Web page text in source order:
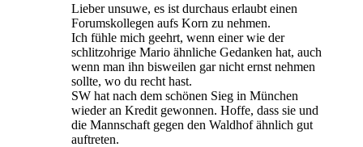
Lieber unsuwe, es ist durchaus erlaubt einen
Forumskollegen aufs Korn zu nehmen.
Ich fühle mich geehrt, wenn einer wie der
schlitzohrige Mario ähnliche Gedanken hat, auch
wenn man ihn bisweilen gar nicht ernst nehmen
sollte, wo du recht hast.
SW hat nach dem schönen Sieg in München
wieder an Kredit gewonnen. Hoffe, dass sie und
die Mannschaft gegen den Waldhof ähnlich gut
auftreten.